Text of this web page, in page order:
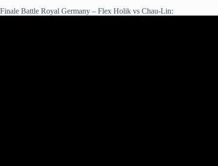
Finale Battle Royal Germany – Flex Holik vs Chau-Lin: